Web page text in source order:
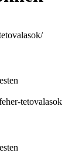
tetovalasok